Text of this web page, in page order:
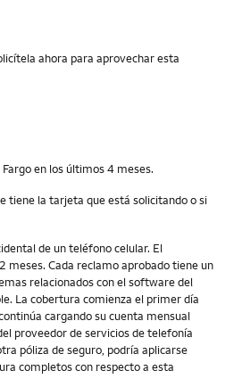
ahora para aprovechar esta
en los últimos 4 meses.
tiene la tarjeta que está solicitando o si
de un teléfono celular. El
meses. Cada reclamo aprobado tiene un
relacionados con el software del
La cobertura comienza el primer día
cargando su cuenta mensual
proveedor de servicios de telefonía
póliza de seguro, podría aplicarse
completos con respecto a esta